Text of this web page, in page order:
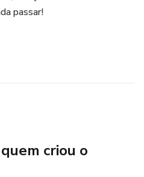
passar!
criou o